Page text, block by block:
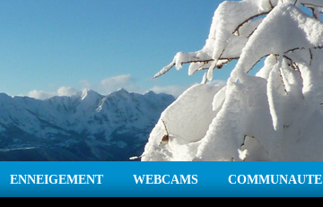
ENNEIGEMENT WEBCAMS COMMUNAUTE